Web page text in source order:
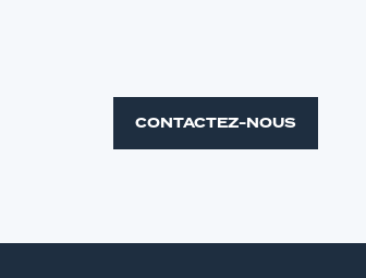
Portugal
CONTACTEZ-NOUS